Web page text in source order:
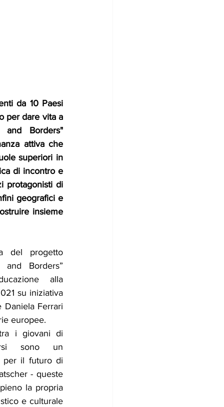
da 10 Paesi
per dare vita a
and Borders"
attiva che
superiori in
di incontro e
protagonisti di
geografici e
insieme
del progetto
and Borders”
alla
su iniziativa
Daniela Ferrari
europee.
i giovani di
sono un
per il futuro di
- queste
la propria
e culturale